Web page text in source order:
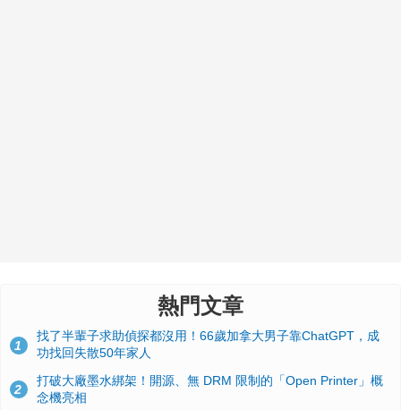
熱門文章
1
找了半輩子求助偵探都沒用！66歲加拿大男子靠ChatGPT，成
功找回失散50年家人
2
打破大廠墨水綁架！開源、無 DRM 限制的「Open Printer」概
念機亮相